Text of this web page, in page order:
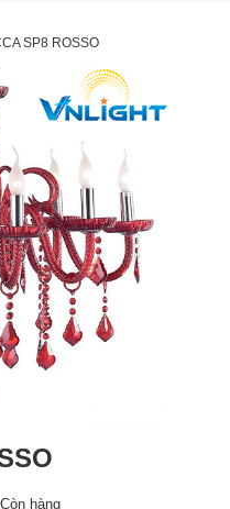
SP8 ROSSO
Còn hàng